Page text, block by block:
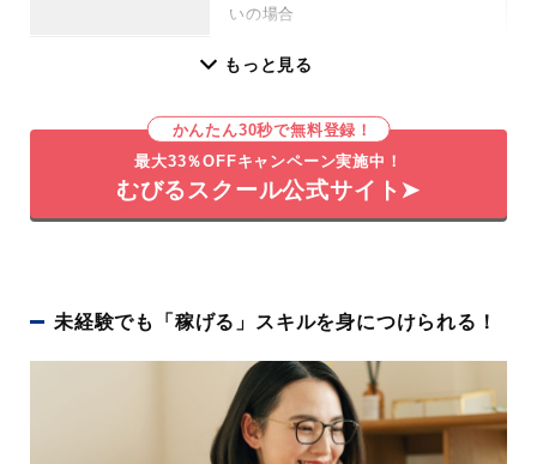
いの場合
Adobe契約費：3,300円ほど/月
初心者向け：★★★★★
副業したい：★★★★★
2ヶ月半～9ヶ月半
者は視聴無制限)
オンライン受講
ワンランク上の動画編集スキ
ル
もっと見る
かんたん30秒で無料登録！
最大33％OFFキャンペーン実施中！
むびるスクール公式サイト➤
未経験でも「稼げる」スキルを身につけられる！